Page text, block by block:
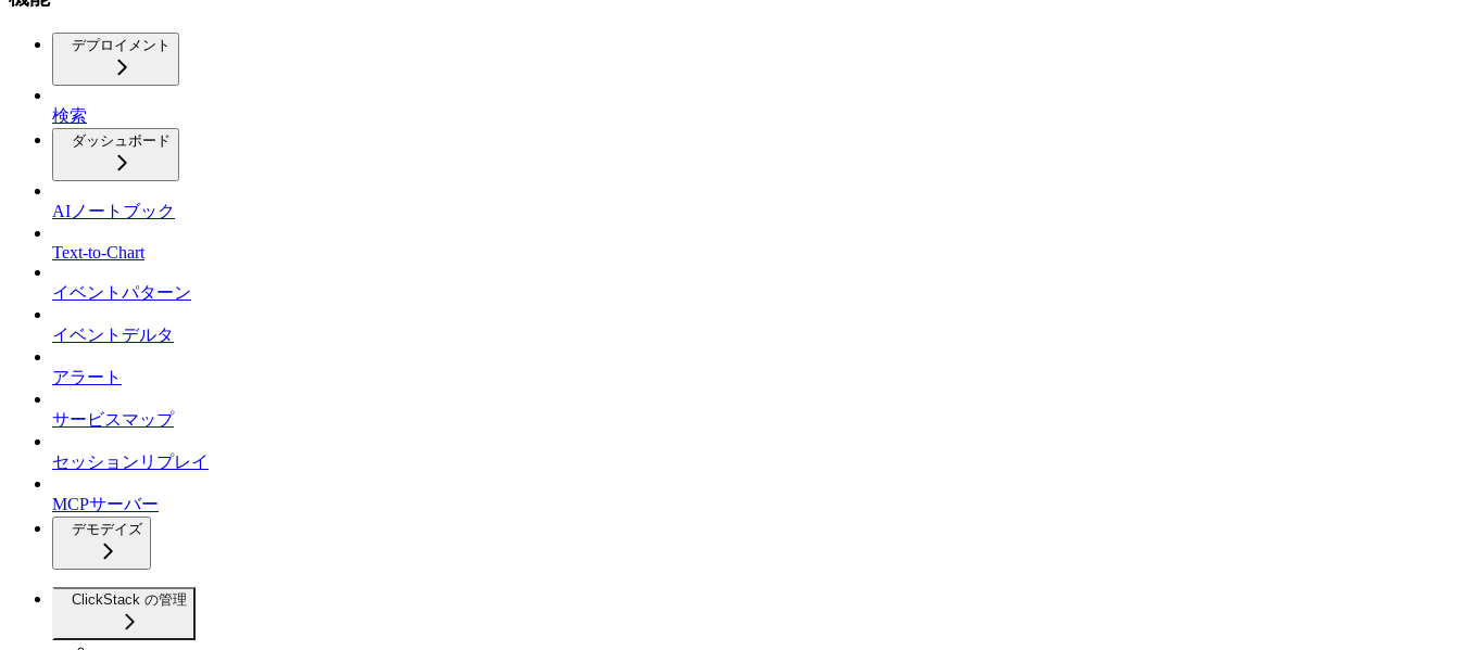
デプロイメント
検索
ダッシュボード
AIノートブック
Text-to-Chart
イベントパターン
イベントデルタ
アラート
サービスマップ
セッションリプレイ
MCPサーバー
デモデイズ
ClickStack の管理